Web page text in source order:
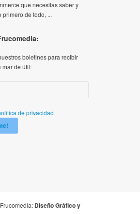
que necesitas saber y
de todo, ...
boletines para recibir
mar de útil:
de privacidad
Diseño Gráfico y